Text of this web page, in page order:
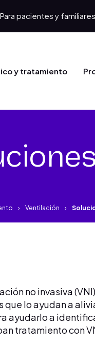
Para pacientes y familiares
y tratamiento
Ventilación
no invasiva
lo ayudan a
ayudarlo a
tratamiento con